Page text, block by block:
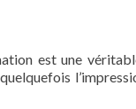
est une